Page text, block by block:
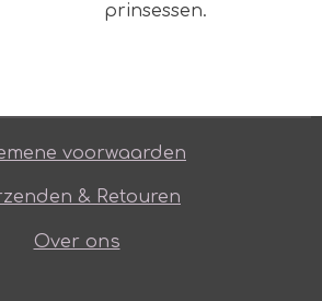
prinsessen.
voorwaarden
& Retouren
Over ons